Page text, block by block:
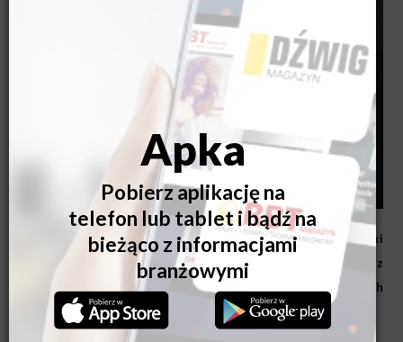
Korzystaj z tarasu bez względu na aurę czy porę roku dzięki
markizie lub pergoli wyposażonej w napęd Somfy i połączonej z
centralą sterującą TaHoma®! Poznaj świat inteligentnych
rozwiązań!